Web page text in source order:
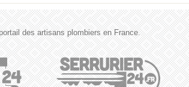
des artisans plombiers en France.